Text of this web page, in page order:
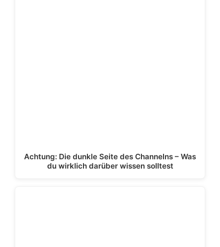
Achtung: Die dunkle Seite des Channelns – Was
du wirklich darüber wissen solltest